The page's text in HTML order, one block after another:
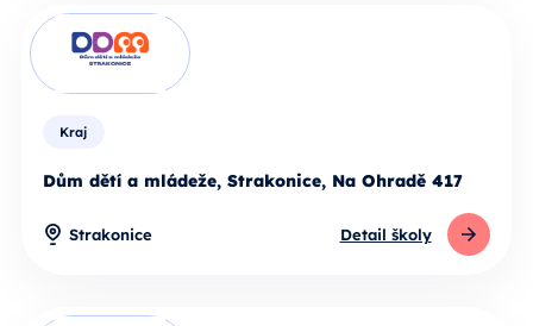
Kraj
Dům dětí a mládeže, Strakonice, Na Ohradě 417
Strakonice Detail školy